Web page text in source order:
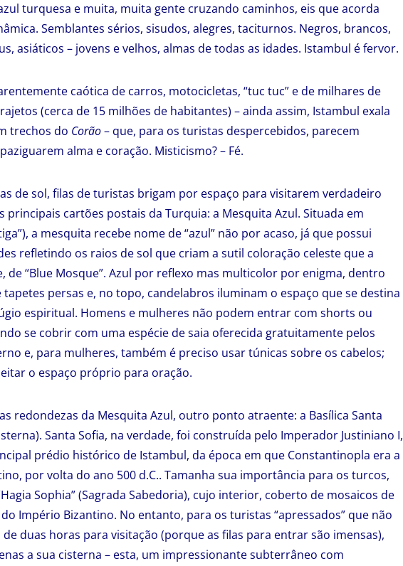
turquesa e muita, muita gente cruzando caminhos, eis que acorda
Semblantes sérios, sisudos, alegres, taciturnos. Negros, brancos,
asiáticos – jovens e velhos, almas de todas as idades. Istambul é fervor.
caótica de carros, motocicletas, “tuc tuc” e de milhares de
(cerca de 15 milhões de habitantes) – ainda assim, Istambul exala
trechos do Corão– que, para os turistas despercebidos, parecem
alma e coração. Misticismo? – Fé.
de sol, filas de turistas brigam por espaço para visitarem verdadeiro
principais cartões postais da Turquia: a Mesquita Azul. Situada em
a mesquita recebe nome de “azul” não por acaso, já que possui
refletindo os raios de sol que criam a sutil coloração celeste que a
de “Blue Mosque”. Azul por reflexo mas multicolor por enigma, dentro
persas e, no topo, candelabros iluminam o espaço que se destina
espiritual. Homens e mulheres não podem entrar com shorts ou
se cobrir com uma espécie de saia oferecida gratuitamente pelos
e, para mulheres, também é preciso usar túnicas sobre os cabelos;
o espaço próprio para oração.
redondezas da Mesquita Azul, outro ponto atraente: a Basílica Santa
Santa Sofia, na verdade, foi construída pelo Imperador Justiniano I,
prédio histórico de Istambul, da época em que Constantinopla era a
por volta do ano 500 d.C.. Tamanha sua importância para os turcos,
Sophia” (Sagrada Sabedoria), cujo interior, coberto de mosaicos de
Império Bizantino. No entanto, para os turistas “apressados” que não
duas horas para visitação (porque as filas para entrar são imensas),
a sua cisterna – esta, um impressionante subterrâneo com